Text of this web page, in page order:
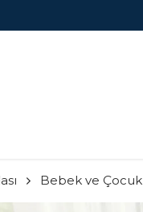
Bebek ve Çocuk